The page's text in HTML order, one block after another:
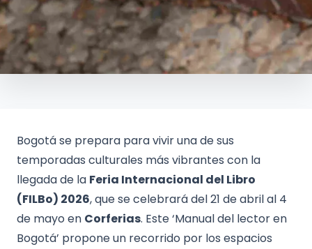
Bogotá se prepara para vivir una de sus
temporadas culturales más vibrantes con la
llegada de la Feria Internacional del Libro
(FILBo) 2026, que se celebrará del 21 de abril al 4
de mayo en Corferias. Este ‘Manual del lector en
Bogotá’ propone un recorrido por los espacios